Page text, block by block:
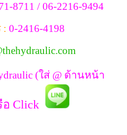
8711 / 06-2216-9494
: 0-2416-4198
(ใส่ @ ด้านหน้า
อ Click